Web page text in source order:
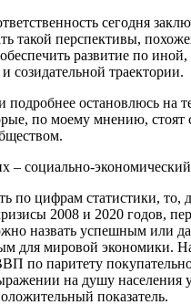
сегодня
такой перспективы,
развитие по
созидательной траектории.
подробнее остановлюсь на
по моему мнению, стоят
– социально-
по цифрам статистики, то,
2008 и 2020 годов,
назвать успешным или
для мировой экономики.
по паритету
на душу населения
показатель.